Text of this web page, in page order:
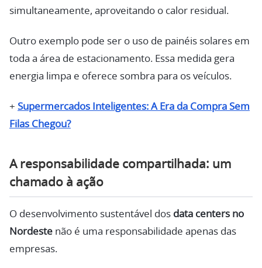
simultaneamente, aproveitando o calor residual.
Outro exemplo pode ser o uso de painéis solares em
toda a área de estacionamento. Essa medida gera
energia limpa e oferece sombra para os veículos.
+ Supermercados Inteligentes: A Era da Compra Sem
Filas Chegou?
A responsabilidade compartilhada: um
chamado à ação
O desenvolvimento sustentável dos data centers no
Nordeste não é uma responsabilidade apenas das
empresas.